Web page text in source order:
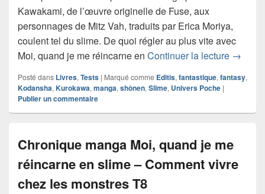
Kawakami, de l’œuvre originelle de Fuse, aux
personnages de Mitz Vah, traduits par Erica Moriya,
coulent tel du slime. De quoi régler au plus vite avec
Moi, quand je me réincarne en Continuer la lecture →
Posté dans Livres, Tests | Marqué comme Editis, fantastique, fantasy,
Kodansha, Kurokawa, manga, shônen, Slime, Univers Poche |
Publier un commentaire
Chronique manga Moi, quand je me
réincarne en slime – Comment vivre
chez les monstres T8